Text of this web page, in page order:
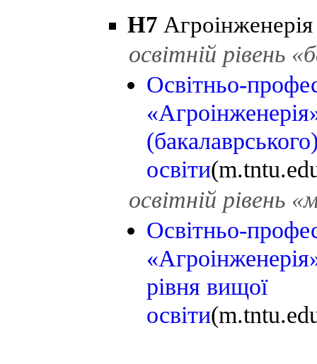
H7 Агроінженерія
освітній рівень
Освітньо-
освіти
освітній рівень
Освітньо-
рівня вищої
освіти